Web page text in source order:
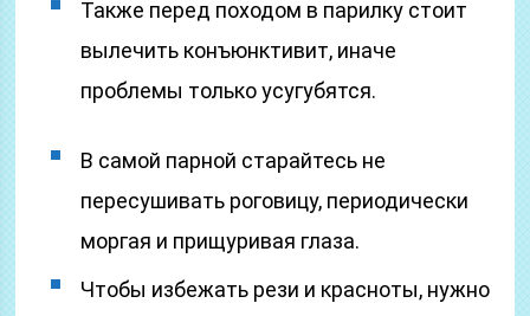
Также перед походом в парилку стоит
вылечить конъюнктивит, иначе
проблемы только усугубятся.
В самой парной старайтесь не
пересушивать роговицу, периодически
моргая и прищуривая глаза.
Чтобы избежать рези и красноты, нужно